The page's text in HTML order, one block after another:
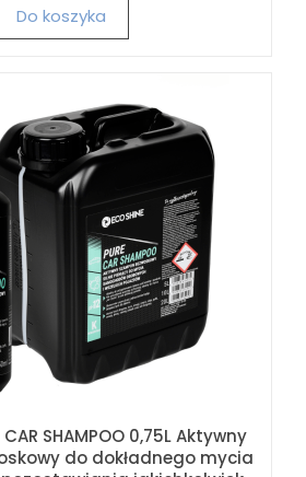
Do koszyka
CAR SHAMPOO 0,75L Aktywny
do dokładnego mycia